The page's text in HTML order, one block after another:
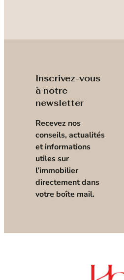
Inscrivez-vous
à notre
newsletter
Recevez nos
conseils, actualités
et informations
utiles sur
l’immobilier
directement dans
votre boîte mail.